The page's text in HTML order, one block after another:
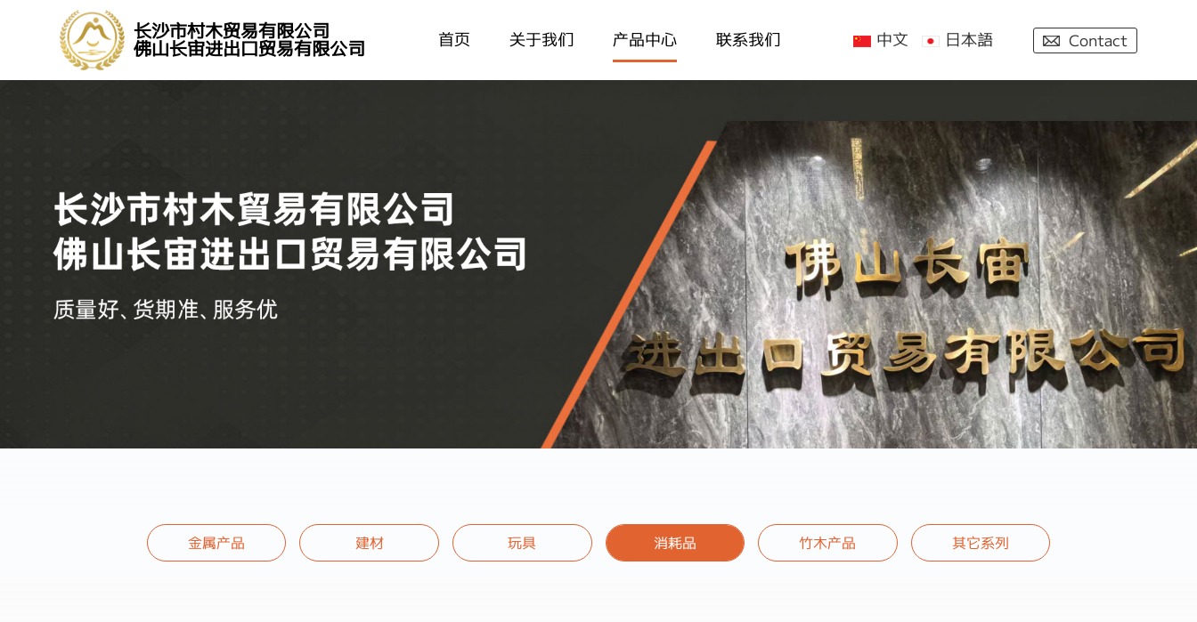
长沙市村木贸易有限公司
佛山长宙进出口贸易有限公司
首页 关于我们 产品中心
消耗品
竹木产品
其它系列
联系我们 中文 日本語 Contact
金属产品 建材 玩具 消耗品 竹木产品 其它系列